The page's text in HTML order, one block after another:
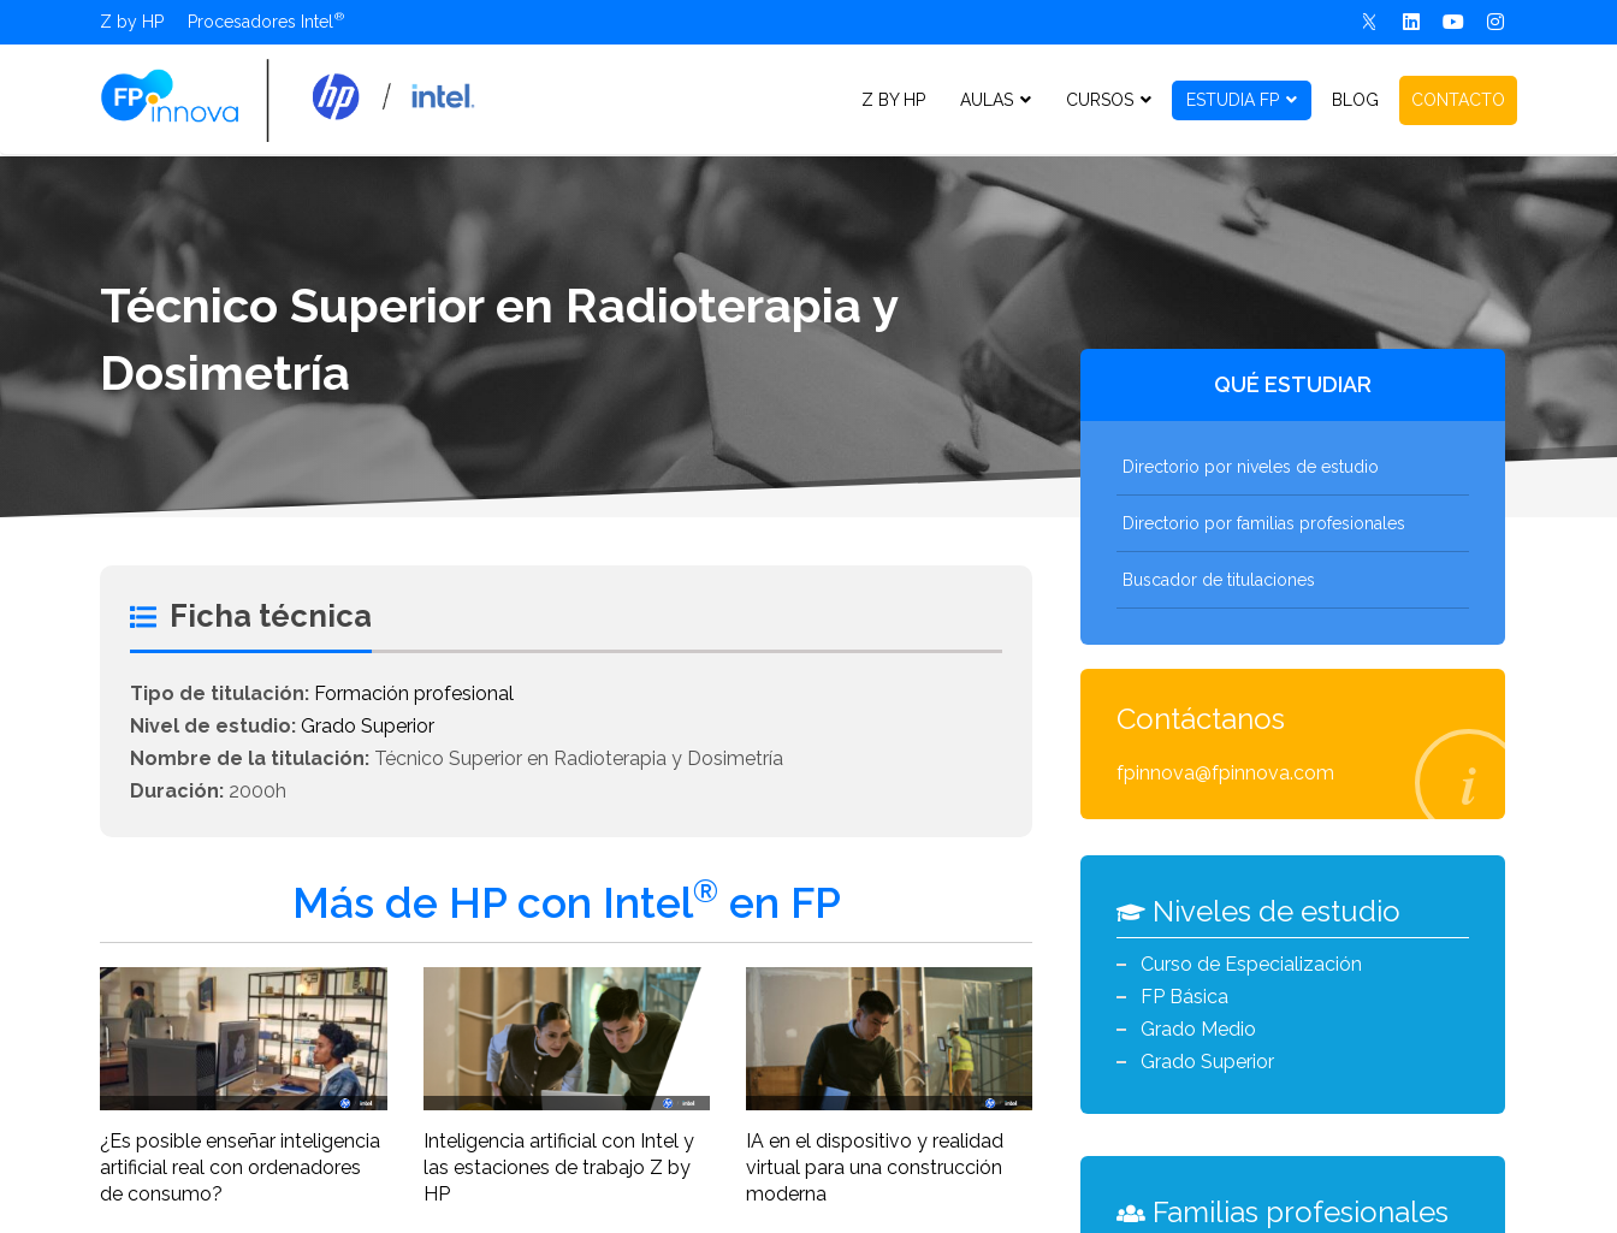
Z by HP Procesadores Intel
Z BY HP AULAS CURSOS ESTUDIA FP BLOG CONTACTO
Técnico Superior en Radioterapia y
Dosimetría
Ficha técnica
Tipo de titulación: Formación profesional
Nivel de estudio: Grado Superior
Nombre de la titulación: Técnico Superior en Radioterapia y Dosimetría
Duración: 2000h
Más de HP con Intel® en FP
¿Es posible enseñar inteligencia
artificial real con ordenadores
de consumo?
Inteligencia artificial con Intel y
las estaciones de trabajo Z by
HP
IA en el dispositivo y realidad
virtual para una construcción
moderna
QUÉ ESTUDIAR
Directorio por niveles de estudio
Directorio por familias profesionales
Buscador de titulaciones
Contáctanos
fpinnova@fpinnova.com
Niveles de estudio
Curso de Especialización
FP Básica
Grado Medio
Grado Superior
Familias profesionales